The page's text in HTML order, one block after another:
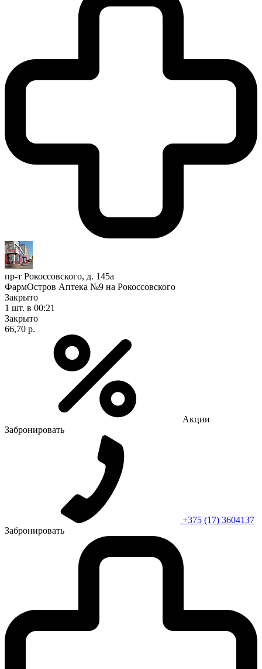
пр-т Рокоссовского, д. 145а
ФармОстров Аптека №9 на Рокоссовского
Закрыто
1 шт. в 00:21
Закрыто
66,70 р.
Акции
Забронировать
+375 (17) 3604137
Забронировать